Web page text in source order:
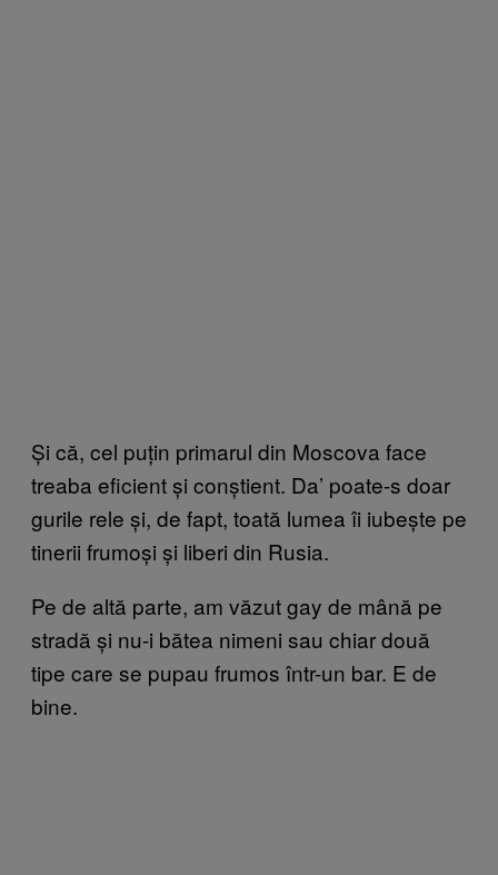
Și că, cel puțin primarul din Moscova face
treaba eficient și conștient. Da’ poate-s doar
gurile rele și, de fapt, toată lumea îi iubește pe
tinerii frumoși și liberi din Rusia.
Pe de altă parte, am văzut gay de mână pe
stradă și nu-i bătea nimeni sau chiar două
tipe care se pupau frumos într-un bar. E de
bine.